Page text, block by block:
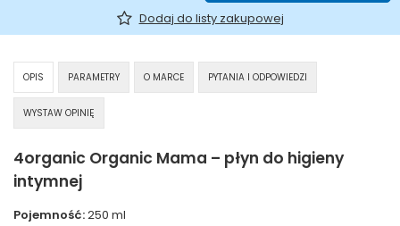
Dodaj do listy zakupowej
OPIS PARAMETRY O MARCE PYTANIA I ODPOWIEDZI
WYSTAW OPINIĘ
4organic Organic Mama – płyn do higieny
intymnej
Pojemność:250 ml